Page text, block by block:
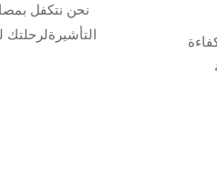
نحن نتكفل
التأشيرةلرحلتك